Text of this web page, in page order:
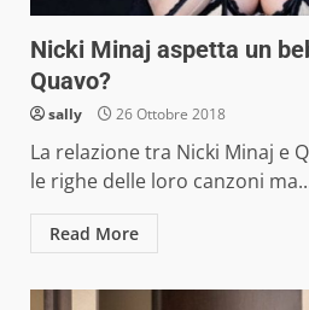
Nicki Minaj aspetta un
Quavo?
sally 26 Ottobre 2018
La relazione tra Nicki Minaj e
le righe delle loro canzoni
Read More